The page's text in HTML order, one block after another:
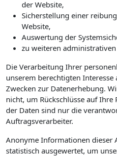
der Website,
Sicherstellung einer
Website,
Auswertung der
zu weiteren administrativen
Die Verarbeitung Ihrer
unserem berechtigten Interesse
Zwecken zur Datenerhebung.
nicht, um Rückschlüsse auf Ihre
der Daten sind nur die
Auftragsverarbeiter.
Anonyme Informationen dieser
statistisch ausgewertet, um